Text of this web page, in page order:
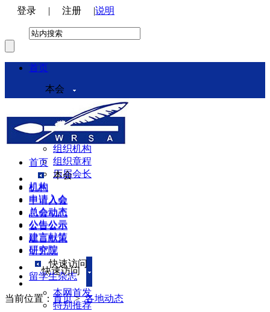
登录 | 注册 |说明
首页
本会
本会介绍
领导机构
理事会
组织机构
组织章程
历届会长
机构
申请入会
总会动态
公告公示
建言献策
研究院
快速访问
本网首发
特别推荐
首页
本会
机构
申请入会
总会动态
公告公示
建言献策
研究院
快速访问
留学生杂志
当前位置： 首页>各地动态